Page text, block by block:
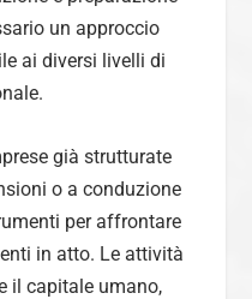
un approccio
ai diversi livelli di
già strutturate
o a conduzione
per affrontare
in atto. Le attività
il capitale umano,